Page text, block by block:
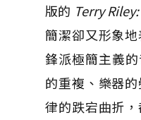
版的 Terry
簡潔卻又形象
鋒派極簡主義的
的重複、樂器
律的跌宕曲折